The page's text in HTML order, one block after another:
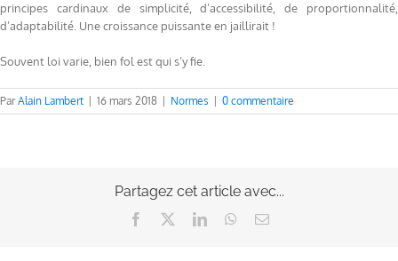
principes cardinaux de simplicité, d’accessibilité, de proportionnalité,
d’adaptabilité. Une croissance puissante en jaillirait !
Souvent loi varie, bien fol est qui s’y fie.
ParAlain Lambert 16 mars 2018 Normes 0 commentaire
Partagez cet article avec...
Facebook LinkedInWhatsApp
Email